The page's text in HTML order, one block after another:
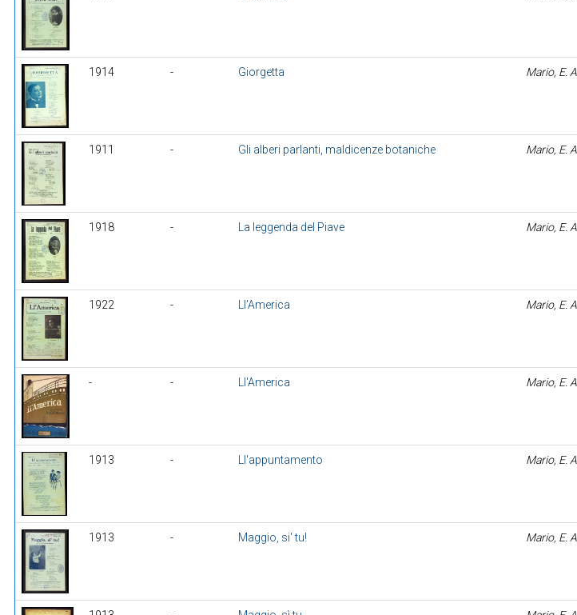
1914 - Giorgetta Mario, E.
1911 - Gli alberi parlanti, maldicenze botaniche Mario, E.
1918 - La leggenda del Piave Mario, E.
1922 - Ll'America Mario, E.
- - Ll'America Mario, E.
1913 - Ll'appuntamento Mario, E.
1913 - Maggio, si' tu! Mario, E.